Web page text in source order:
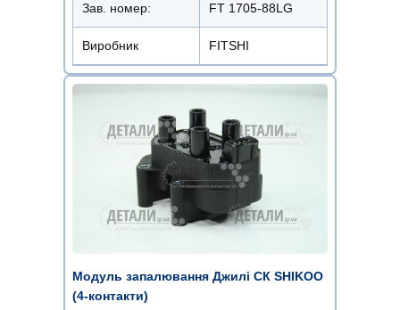
Зав. номер: FT 1705-88LG
Виробник FITSHI
Модуль запалювання Джилі СК SHIKOO
(4-контакти)